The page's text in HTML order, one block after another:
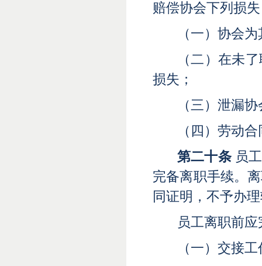
赔偿协会下列损
（一）协会
（二）在未
损失 ；
（三）泄漏
（四）劳动
第二十条 员
完备离职手续。
同证明，不予办
员工离职前
（一）交接